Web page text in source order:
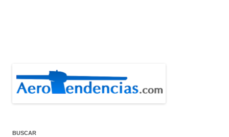
BUSCAR